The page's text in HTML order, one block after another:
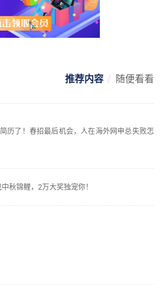
推荐内容 随便看看
历了！春招最后机会，人在海外网申总失败怎
秋锦鲤，2万大奖独宠你！